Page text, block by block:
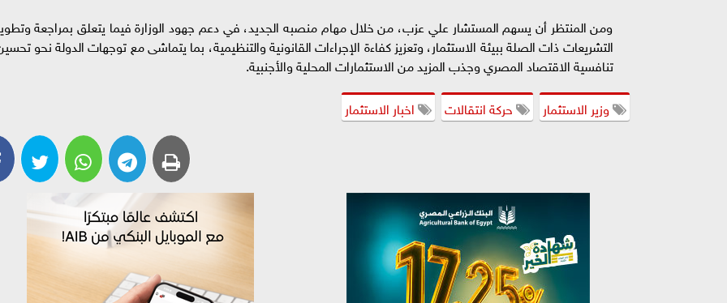
ومن المنتظر أن يسهم المستشار علي عزب، من خلال مهام منصبه الجديد، في دعم جهود الوزارة فيما يتعلق بمراجعة
التشريعات ذات الصلة ببيئة الاستثمار، وتعزيز كفاءة الإجراءات القانونية والتنظيمية، بما يتماشى مع توجهات الدولة نحو
تنافسية الاقتصاد المصري وجذب المزيد من الاستثمارات المحلية والأجنبية.
وزير الاستثمار
حركة انتقالات اخبار الاستثمار